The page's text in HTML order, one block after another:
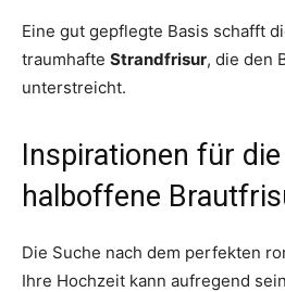
Eine gut gepflegte Basis schafft
traumhafte Strandfrisur, die den
unterstreicht.
Inspirationen für
halboffene
Die Suche nach dem perfekten
Ihre Hochzeit kann aufregend